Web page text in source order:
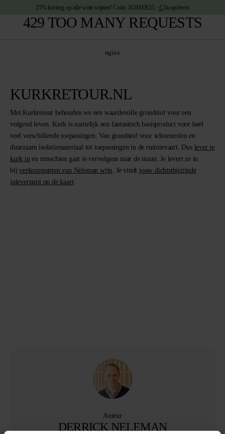
25% korting op alle witte wijnen!Code: ZOMER25 kopiëren
429 TOO MANY REQUESTS
nginx
KURKRETOUR.NL
Met Kurkretour behouden we een waardevolle grondstof voor een
volgend leven. Kurk is namelijk een fantastisch basisproduct voor heel
veel verschillende toepassingen. Van grondstof voor schoenzolen en
duurzaam isolatiemateriaal tot toepassingen in de ruimtevaart. Dus lever je
kurk in en misschien gaat ie vervolgens naar de maan. Je levert ze in
bijverkooppunten van Neleman wijn. Je vindt jouw dichtstbijzijnde
inleverpunt op de kaart.
Auteur
DERRICK NELEMAN